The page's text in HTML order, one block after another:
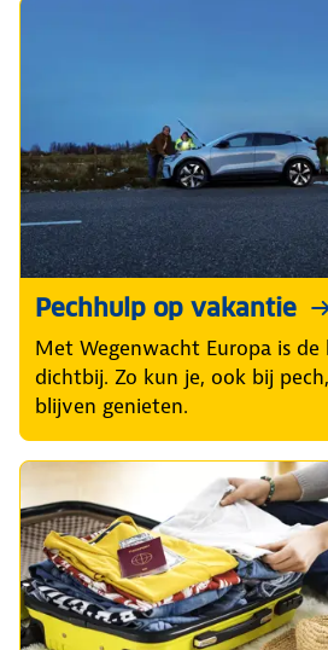
Pechhulp op vakantie
Met Wegenwacht Europa is
dichtbij. Zo kun je, ook bij
blijven genieten.